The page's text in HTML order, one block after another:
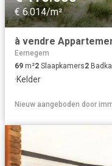
€ 6.014/m²
à vendre
Eernegem
69 m²2 Slaapkamers2
·Kelder
Nieuw aangeboden door